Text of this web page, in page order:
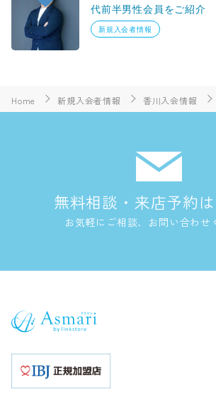
代前半男性会員をご紹介
新規入会者情報
Home 新規入会者情報 香川入会情報
無料相談・来店予約
お気軽にご相談、お問い合わせ